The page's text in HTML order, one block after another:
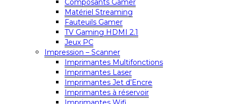
Composants Gamer
Matériel Streaming
Fauteuils Gamer
TV Gaming HDMI 2.1
Jeux PC
Impression – Scanner
Imprimantes Multifonctions
Imprimantes Laser
Imprimantes Jet d’Encre
Imprimantes à réservoir